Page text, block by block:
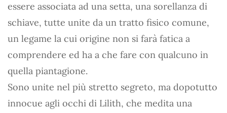
essere associata ad una setta, una sorellanza di
schiave, tutte unite da un tratto fisico comune,
un legame la cui origine non si farà fatica a
comprendere ed ha a che fare con qualcuno in
quella piantagione.
Sono unite nel più stretto segreto, ma dopotutto
innocue agli occhi di Lilith, che medita una